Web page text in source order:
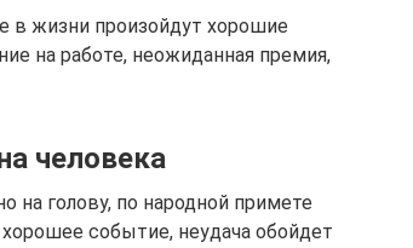
в жизни произойдут хорошие
на работе, неожиданная премия,
человека
на голову, по народной примете
событие, неудача обойдет